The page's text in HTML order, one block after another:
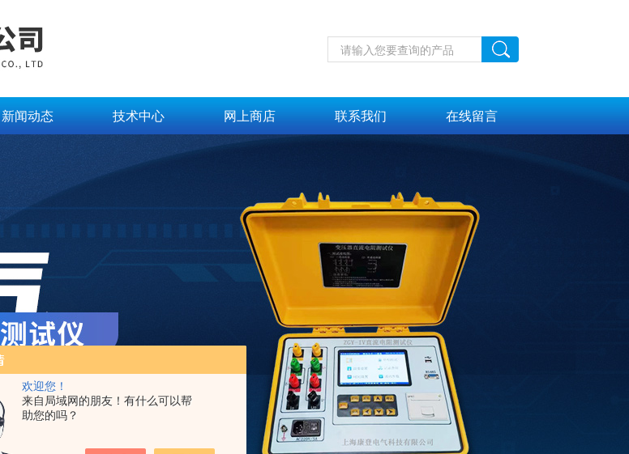
欢迎您！
来自局域网的朋友！有什么可以帮
助您的吗？
新闻动态 技术中心 网上商店 联系我们 在线留言